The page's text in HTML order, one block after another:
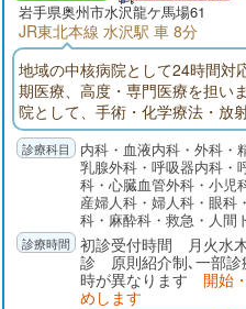
岩手県奥州市水沢龍ケ馬場61
JR東北本線 水沢駅 車 8分
地域の中核病院として24時間対
期医療、高度・専門医療を担い
院として、手術・化学療法・放
ながん医療の提供や、がん患者
行います。地域医療支援病院と
域医療機関との共同診療、地
る研修・教育を行います。
内科・血液内科・外科・
乳腺外科・呼吸器内科・
科・心臓血管外科・小児
産婦人科・婦人科・眼科
科・麻酔科・救急・人間
初診受付時間 月火水
診 原則紹介制､一部
時が異なります 開始
めします